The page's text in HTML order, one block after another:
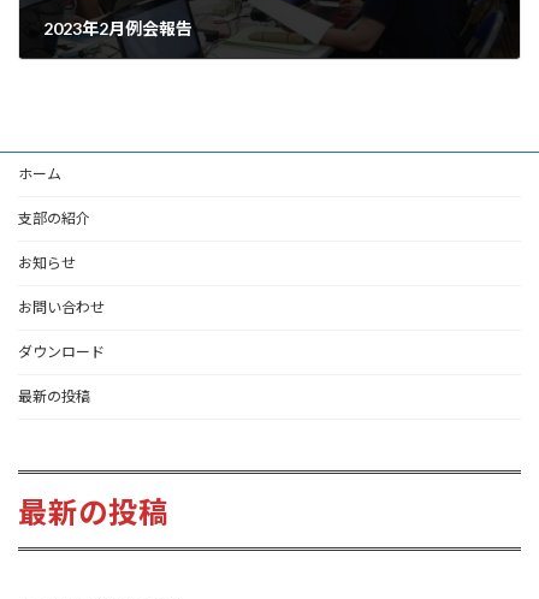
2023年2月例会報告
ホーム
支部の紹介
お知らせ
お問い合わせ
ダウンロード
最新の投稿
最新の投稿